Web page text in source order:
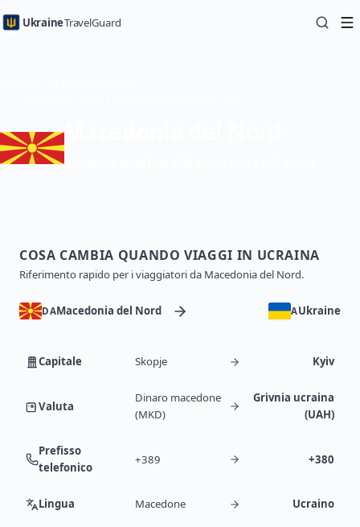
UkraineTravelGuard
COSA CAMBIA QUANDO VIAGGI IN UCRAINA
Riferimento rapido per i viaggiatori da Macedonia del Nord.
DAMacedonia del Nord AUkraine
Capitale Skopje Kyiv
Valuta
Dinaro macedone
(MKD)
Grivnia ucraina
(UAH)
Prefisso
telefonico
+389 +380
Lingua Macedone Ucraino